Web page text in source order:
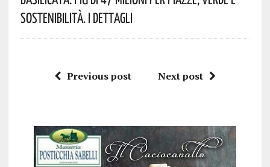
Sostenibilità. I Dettagli
Previous post Next post